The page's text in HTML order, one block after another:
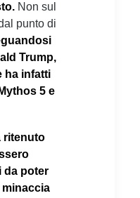
Non sul
punto di
Trump,
ha infatti
5 e
ritenuto
da poter